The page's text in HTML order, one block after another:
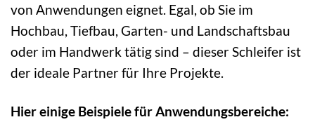
von Anwendungen eignet. Egal, ob Sie im
Hochbau, Tiefbau, Garten- und Landschaftsbau
oder im Handwerk tätig sind – dieser Schleifer ist
der ideale Partner für Ihre Projekte.
Hier einige Beispiele für Anwendungsbereiche: